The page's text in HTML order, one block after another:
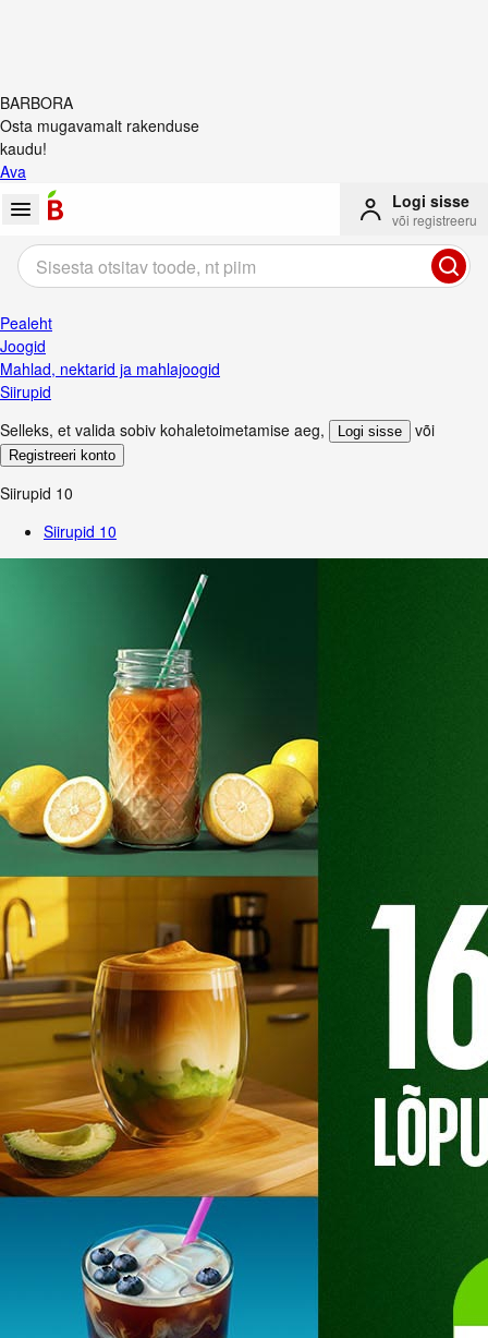
BARBORA
Osta mugavamalt rakenduse
kaudu!
Ava
Logi sisse
või registreeru
Pealeht
Joogid
Mahlad, nektarid ja mahlajoogid
Siirupid
Selleks, et valida sobiv kohaletoimetamise aeg, Logi sisse või
Registreeri konto
Siirupid 10
Siirupid 10